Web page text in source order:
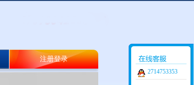
注册登录
2714753353